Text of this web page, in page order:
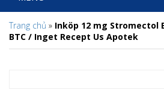
Trang chủ » Inköp 12 mg Stromectol
BTC / Inget Recept Us Apotek